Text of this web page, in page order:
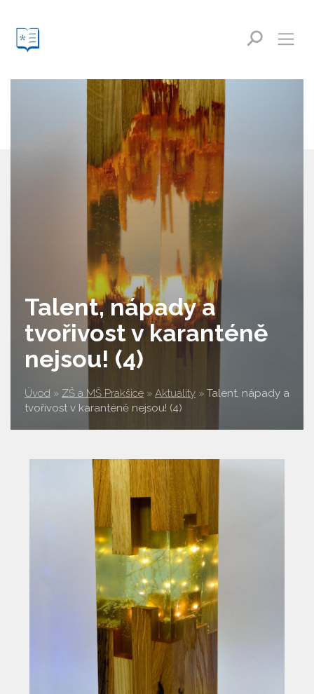
Talent, nápady a
tvořivost v karanténě
nejsou! (4)
Úvod » ZŠ a MŠ Prakšice » Aktuality » Talent, nápady a
tvořivost v karanténě nejsou! (4)